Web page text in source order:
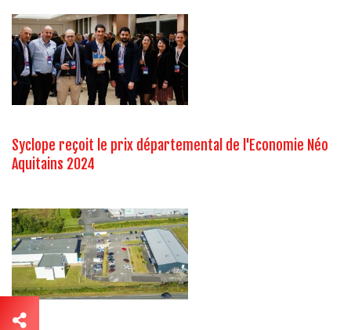
Syclope reçoit le prix départemental de l'Economie Néo
Aquitains 2024